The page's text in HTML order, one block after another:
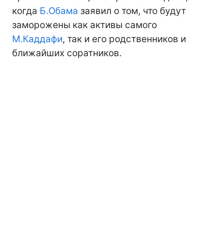
когда Б.Обама заявил о том, что будут
заморожены как активы самого
М.Каддафи, так и его родственников и
ближайших соратников.